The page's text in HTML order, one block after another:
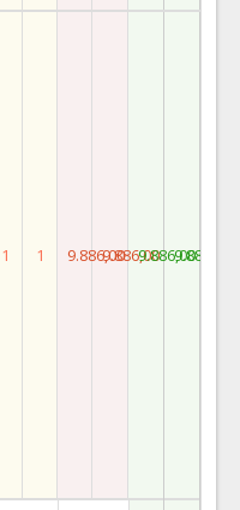
1 1 9.886,009.886,009.886,009.886,00